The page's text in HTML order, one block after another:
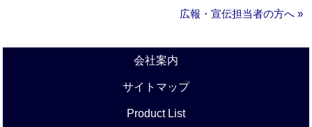
広報・宣伝担当者の方へ »
会社案内
サイトマップ
Product List